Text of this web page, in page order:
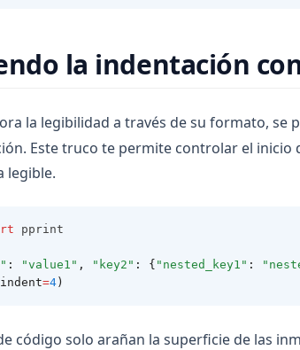
la indentación
la legibilidad a través de su formato, se
Este truco te permite controlar el inicio
legible.
pprint
: "value1" , "key2" : { "nested_key1" :
=4 )
código solo arañan la superficie de las